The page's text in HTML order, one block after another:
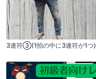
3連符③(1拍の中に3連符が1つ)